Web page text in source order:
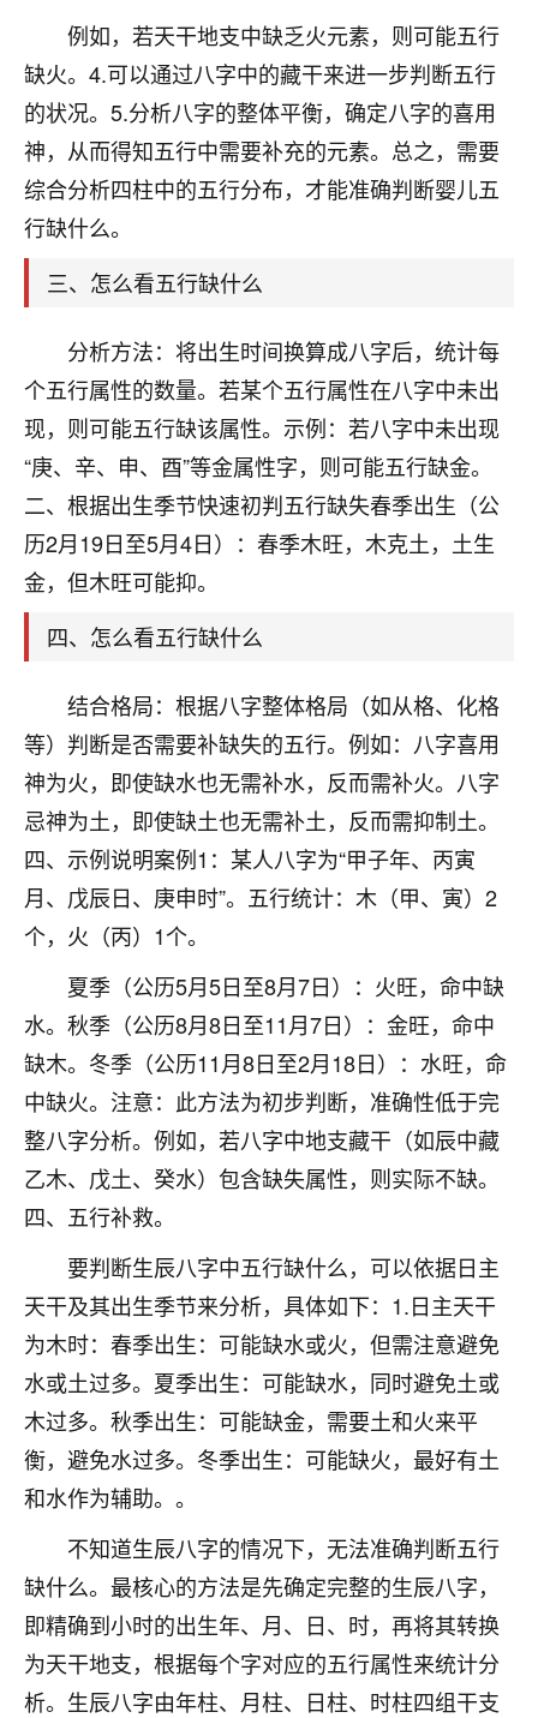
例如，若天干地支中缺乏火元素，则可能五行
缺火。4.可以通过八字中的藏干来进一步判断五行
的状况。5.分析八字的整体平衡，确定八字的喜用
神，从而得知五行中需要补充的元素。总之，需要
综合分析四柱中的五行分布，才能准确判断婴儿五
行缺什么。
三、怎么看五行缺什么
分析方法：将出生时间换算成八字后，统计每
个五行属性的数量。若某个五行属性在八字中未出
现，则可能五行缺该属性。示例：若八字中未出现
“庚、辛、申、酉”等金属性字，则可能五行缺金。
二、根据出生季节快速初判五行缺失春季出生（公
历2月19日至5月4日）：春季木旺，木克土，土生
金，但木旺可能抑。
四、怎么看五行缺什么
结合格局：根据八字整体格局（如从格、化格
等）判断是否需要补缺失的五行。例如：八字喜用
神为火，即使缺水也无需补水，反而需补火。八字
忌神为土，即使缺土也无需补土，反而需抑制土。
四、示例说明案例1：某人八字为“甲子年、丙寅
月、戊辰日、庚申时”。五行统计：木（甲、寅）2
个，火（丙）1个。
夏季（公历5月5日至8月7日）：火旺，命中缺
水。秋季（公历8月8日至11月7日）：金旺，命中
缺木。冬季（公历11月8日至2月18日）：水旺，命
中缺火。注意：此方法为初步判断，准确性低于完
整八字分析。例如，若八字中地支藏干（如辰中藏
乙木、戊土、癸水）包含缺失属性，则实际不缺。
四、五行补救。
要判断生辰八字中五行缺什么，可以依据日主
天干及其出生季节来分析，具体如下：1.日主天干
为木时：春季出生：可能缺水或火，但需注意避免
水或土过多。夏季出生：可能缺水，同时避免土或
木过多。秋季出生：可能缺金，需要土和火来平
衡，避免水过多。冬季出生：可能缺火，最好有土
和水作为辅助。。
不知道生辰八字的情况下，无法准确判断五行
缺什么。最核心的方法是先确定完整的生辰八字，
即精确到小时的出生年、月、日、时，再将其转换
为天干地支，根据每个字对应的五行属性来统计分
析。生辰八字由年柱、月柱、日柱、时柱四组干支
17分钟前 来自湖北 19
心若莲花
我是做餐饮的，这两年，生意屡屡受挫，店开一家关
一家，要么生意不好，生意好的就出事。前些年攒的
家底快败光了，真是倒霉！我也想找人看看到底怎么
回事？
鹿森
：你可以找老师看看，人有时不服命不行
啊！
是我从找店开始都是找慧来老师跟进的，选
址、风水、还有开业日子，哪哪都看了，虽然
大环境不好，但是我家生意还可以，前几天又
刚找老师做了补财库，希望财运更好一点！
2小时前 来自海南
梦醒时分
我女儿高二叛逆，大半年不上学，一说她就要死要活
师，一开始我是病急乱投医，这半年来，法事一个个
大学，只要能安安稳稳的把书读了，身体心理都健健
康康的我就很知足了！
鹿森：可怜天下父母心啊！
3小时前 来自河北 16
付深
我是公司人事调整，有升迁机会，但同时竞争的我们
三个，找老师的时候是抱着侥幸心理，没想到老师看
着我晋升有望，我半信半疑的按照老师建议，做了化
太岁还有一个发钱粮，本来年前的人事调整，拖到年
后，我以为都没戏了，结果开年一上班，开会提拔升
职第一个就是我，职务无所谓，主要是底薪加了
3000，非常开心，无论如何，感恩感谢！🙏🏻
鹿森：恭喜升职加薪！！，请客吗？�
12小时前 来自北京 32
我身体不太好，总是病病殃殃的，去检查又没什么大
问题，反正就是不舒服。中医西医看遍了，找不到问
题，后来无意中看到有人推荐慧来老师，跟老师聊过
之后，心情豁然开朗，也听老师建议，处理了一些因
果问题。今年以来，身体比以前好多，主要是心情好
了，老师说境随心转，现在深有体会了。
鹿森：是的，其实跟老师聊过之后，最大的感
触，首先就是心态会变好，万般皆是命，半点
不由人！
1天前 来自四川 9
金白水清
我也想找老师看看，有没有人给个联系方式的啊？